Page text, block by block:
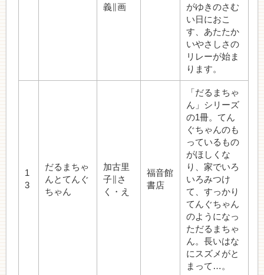
義∥画
がゆきのさむ
い日におこ
す、あたたか
いやさしさの
リレーが始ま
ります。
1
3
だるまちゃ
んとてんぐ
ちゃん
加古里
子∥さ
く・え
福音館
書店
「だるまちゃ
ん」シリーズ
の1冊。てん
ぐちゃんのも
っているもの
がほしくな
り、家でいろ
いろみつけ
て、すっかり
てんぐちゃん
のようになっ
ただるまちゃ
ん。長いはな
にスズメがと
まって…。